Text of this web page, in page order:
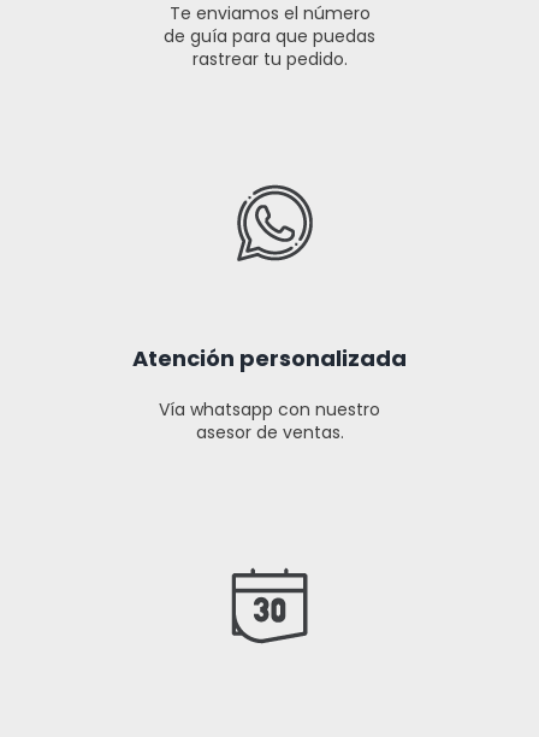
Te enviamos el número
de guía para que puedas
rastrear tu pedido.
Atención personalizada
Vía whatsapp con nuestro
asesor de ventas.